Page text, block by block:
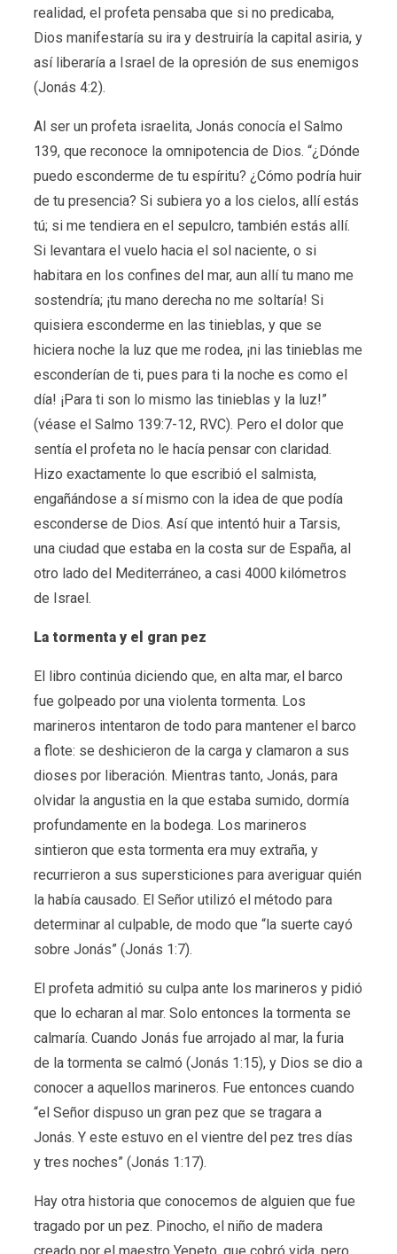
realidad, el profeta pensaba que si no predicaba,
Dios manifestaría su ira y destruiría la capital asiria, y
así liberaría a Israel de la opresión de sus enemigos
(Jonás 4:2).
Al ser un profeta israelita, Jonás conocía el Salmo
139, que reconoce la omnipotencia de Dios. “¿Dónde
puedo esconderme de tu espíritu? ¿Cómo podría huir
de tu presencia? Si subiera yo a los cielos, allí estás
tú; si me tendiera en el sepulcro, también estás allí.
Si levantara el vuelo hacia el sol naciente, o si
habitara en los confines del mar, aun allí tu mano me
sostendría; ¡tu mano derecha no me soltaría! Si
quisiera esconderme en las tinieblas, y que se
hiciera noche la luz que me rodea, ¡ni las tinieblas me
esconderían de ti, pues para ti la noche es como el
día! ¡Para ti son lo mismo las tinieblas y la luz!”
(véase el Salmo 139:7-12, RVC). Pero el dolor que
sentía el profeta no le hacía pensar con claridad.
Hizo exactamente lo que escribió el salmista,
engañándose a sí mismo con la idea de que podía
esconderse de Dios. Así que intentó huir a Tarsis,
una ciudad que estaba en la costa sur de España, al
otro lado del Mediterráneo, a casi 4000 kilómetros
de Israel.
La tormenta y el gran pez
El libro continúa diciendo que, en alta mar, el barco
fue golpeado por una violenta tormenta. Los
marineros intentaron de todo para mantener el barco
a flote: se deshicieron de la carga y clamaron a sus
dioses por liberación. Mientras tanto, Jonás, para
olvidar la angustia en la que estaba sumido, dormía
profundamente en la bodega. Los marineros
sintieron que esta tormenta era muy extraña, y
recurrieron a sus supersticiones para averiguar quién
la había causado. El Señor utilizó el método para
determinar al culpable, de modo que “la suerte cayó
sobre Jonás” (Jonás 1:7).
El profeta admitió su culpa ante los marineros y pidió
que lo echaran al mar. Solo entonces la tormenta se
calmaría. Cuando Jonás fue arrojado al mar, la furia
de la tormenta se calmó (Jonás 1:15), y Dios se dio a
conocer a aquellos marineros. Fue entonces cuando
“el Señor dispuso un gran pez que se tragara a
Jonás. Y este estuvo en el vientre del pez tres días
y tres noches” (Jonás 1:17).
Hay otra historia que conocemos de alguien que fue
tragado por un pez. Pinocho, el niño de madera